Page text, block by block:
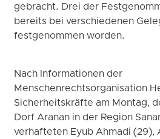
gebracht. Drei der
bereits bei verschiedenen
festgenommen worden.
Nach Informationen der
Menschenrechtsorganisation
Sicherheitskräfte am Montag,
Dorf Aranan in der Region
verhafteten Eyub Ahmadi (29),